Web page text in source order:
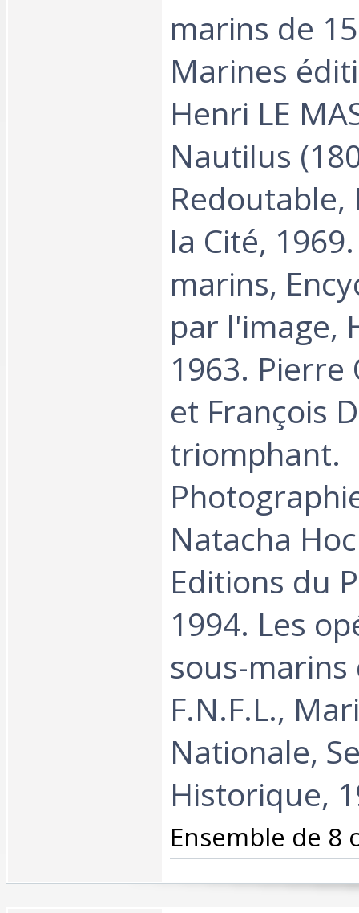
marins de
Marines
Henri LE
Nautilus
Redoutable,
la Cité,
marins,
par l'image,
1963. Pierre
et François
triomphant.
Natacha
Editions du
1994. Les
sous-marins
F.N.F.L.,
Nationale,
Historique,
‎Ensemble de 8